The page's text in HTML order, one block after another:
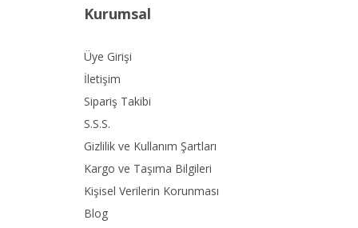
Kurumsal
Üye Girişi
İletişim
Sipariş Takibi
S.S.S.
Gizlilik ve Kullanım Şartları
Kargo ve Taşıma Bilgileri
Kişisel Verilerin Korunması
Blog